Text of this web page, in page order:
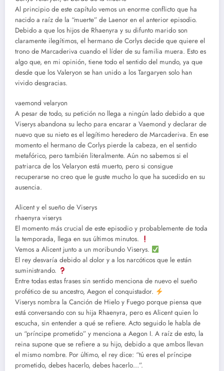
Al principio de este capítulo vemos un enorme conflicto que ha
nacido a raíz de la “muerte” de Laenor en el anterior episodio.
Debido a que los hijos de Rhaenyra y su difunto marido son
claramente ilegítimos, el hermano de Corlys decide que quiere el
trono de Marcaderiva cuando el líder de su familia muera. Esto es
algo que, en mi opinión, tiene todo el sentido del mundo, ya que
desde que los Valeryon se han unido a los Targaryen solo han
vivido desgracias.
vaemond velaryon
A pesar de todo, su petición no llega a ningún lado debido a que
Viserys abandona su lecho para encarar a Vaemond y declarar de
nuevo que su nieto es el legítimo heredero de Marcaderiva. En ese
momento el hermano de Corlys pierde la cabeza, en el sentido
metafórico, pero también literalmente. Aún no sabemos si el
patriarca de los Velaryon está muerto, pero si consigue
recuperarse no creo que le guste mucho lo que ha sucedido en su
ausencia.
Alicent y el sueño de Viserys
rhaenyra viserys
El momento más crucial de este episodio y probablemente de toda
la temporada, llega en sus últimos minutos.
Vemos a Alicent junto a un moribundo Viserys.
El rey desvaría debido al dolor y a los narcóticos que le están
suministrando.
Entre todas estas frases sin sentido menciona de nuevo el sueño
profético de su ancestro, Aegon el conquistador.
Viserys nombra la Canción de Hielo y Fuego porque piensa que
está conversando con su hija Rhaenyra, pero es Alicent quien lo
escucha, sin entender a qué se refiere. Acto seguido le habla de
un “príncipe prometido” y menciona a Aegon I. A raíz de esto, la
reina supone que se refiere a su hijo, debido a que ambos llevan
el mismo nombre. Por último, el rey dice: “tú eres el príncipe
prometido, debes hacerlo, debes hacerlo…”.